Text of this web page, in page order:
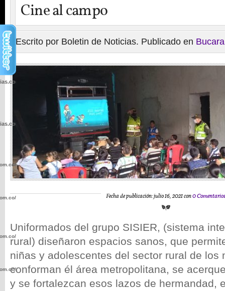
Cine al campo
Escrito por Boletin de Noticias. Publicado en
Fecha de publicación: julio 16, 2021 con0 Comentarios
Uniformados del grupo SISIER, (sistema
rural) diseñaron espacios sanos, que
niñas y adolescentes del sector rural de los
conforman él área metropolitana, se
y se fortalezcan esos lazos de hermandad,
wp-
wp-
wp-
wp-
wp-
wp-